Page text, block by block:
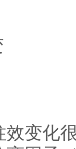
效变化